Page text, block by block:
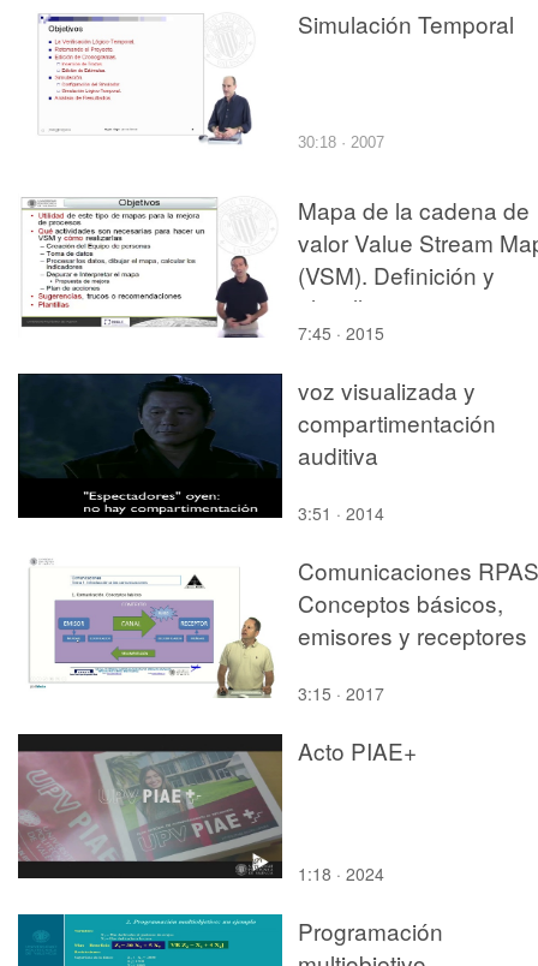
Simulación Temporal
30:18 · 2007
Mapa de la cadena de
valor Value Stream
(VSM). Definición y
plantillas
7:45 · 2015
voz visualizada y
compartimentación
auditiva
3:51 · 2014
Comunicaciones
Conceptos básicos,
emisores y receptores
3:15 · 2017
Acto PIAE+
1:18 · 2024
Programación